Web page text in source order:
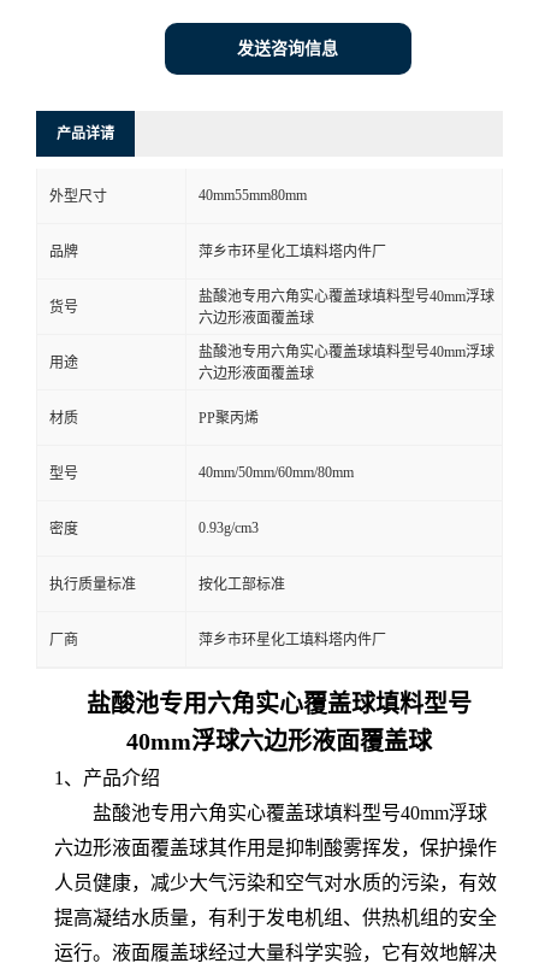
发送咨询信息
产品详请
外型尺寸 40mm55mm80mm
品牌 萍乡市环星化工填料塔内件厂
货号
盐酸池专用六角实心覆盖球填料型号40mm浮球
六边形液面覆盖球
用途
盐酸池专用六角实心覆盖球填料型号40mm浮球
六边形液面覆盖球
材质 PP聚丙烯
型号 40mm/50mm/60mm/80mm
密度 0.93g/cm3
执行质量标准 按化工部标准
厂商 萍乡市环星化工填料塔内件厂
盐酸池专用六角实心覆盖球填料型号
40mm浮球六边形液面覆盖球
1、产品介绍
盐酸池专用六角实心覆盖球填料型号40mm浮球
六边形液面覆盖球其作用是抑制酸雾挥发，保护操作
人员健康，减少大气污染和空气对水质的污染，有效
提高凝结水质量，有利于发电机组、供热机组的安全
运行。液面履盖球经过大量科学实验，它有效地解决